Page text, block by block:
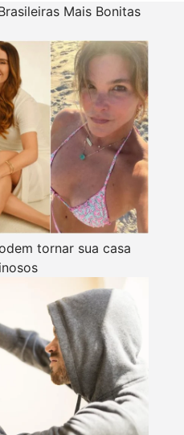
Mais Bonitas
tornar sua casa